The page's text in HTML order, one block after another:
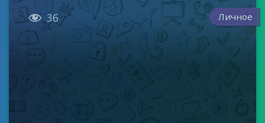
 36 Личное